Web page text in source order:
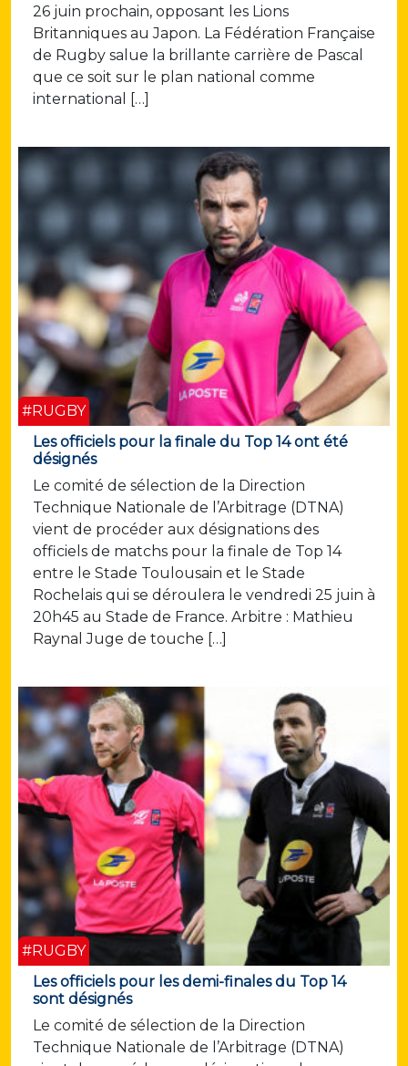
26 juin prochain, opposant les Lions
Britanniques au Japon. La Fédération Française
de Rugby salue la brillante carrière de Pascal
que ce soit sur le plan national comme
international […]
#RUGBY
Les officiels pour la finale du Top 14 ont été
désignés
Le comité de sélection de la Direction
Technique Nationale de l’Arbitrage (DTNA)
vient de procéder aux désignations des
officiels de matchs pour la finale de Top 14
entre le Stade Toulousain et le Stade
Rochelais qui se déroulera le vendredi 25 juin à
20h45 au Stade de France. Arbitre : Mathieu
Raynal Juge de touche […]
#RUGBY
Les officiels pour les demi-finales du Top 14
sont désignés
Le comité de sélection de la Direction
Technique Nationale de l’Arbitrage (DTNA)